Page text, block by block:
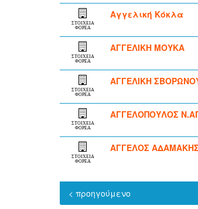
ΣΤΟΙΧΕΙΑ
ΦΟΡΕΑ
Αγγελική Κόκλα
ΣΤΟΙΧΕΙΑ
ΦΟΡΕΑ
ΑΓΓΕΛΙΚΗ ΜΟΥΚΑ
ΣΤΟΙΧΕΙΑ
ΦΟΡΕΑ
ΑΓΓΕΛΙΚΗ
ΣΤΟΙΧΕΙΑ
ΦΟΡΕΑ
ΑΓΓΕΛΟΠΟΥΛΟΣ
ΣΤΟΙΧΕΙΑ
ΦΟΡΕΑ
ΑΓΓΕΛΟΣ ΑΔΑΜΑΚΗΣ
< προηγούμενο